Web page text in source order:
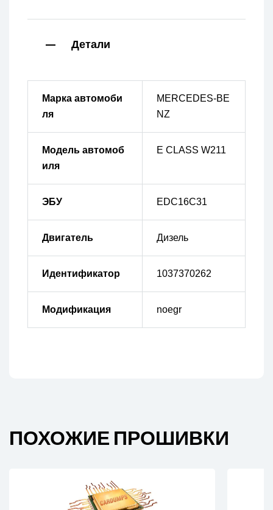
Детали
Марка автомоби
ля
MERCEDES-BE
NZ
Модель автомоб
иля
E CLASS W211
ЭБУ EDC16C31
Двигатель Дизель
Идентификатор 1037370262
Модификация noegr
ПОХОЖИЕ ПРОШИВКИ